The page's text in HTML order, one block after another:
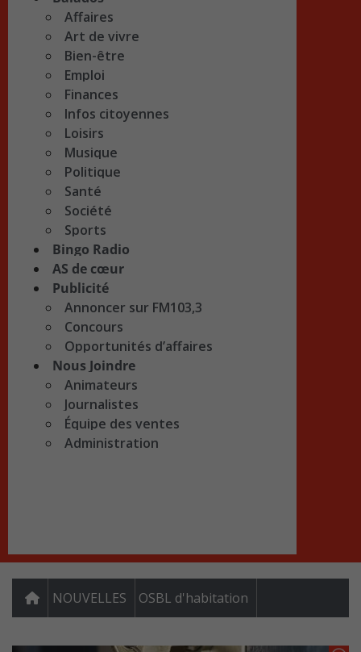
Affaires
Art de vivre
Bien-être
Emploi
Finances
Infos citoyennes
Loisirs
Musique
Politique
Santé
Société
Sports
Bingo Radio
AS de cœur
Publicité
Annoncer sur FM103,3
Concours
Opportunités d’affaires
Nous Joindre
Animateurs
Journalistes
Équipe des ventes
Administration
NOUVELLES OSBL d'habitation